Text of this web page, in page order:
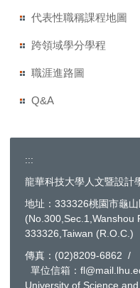
代表性職稱課程地圖
跨領域學分學程
職涯進路圖
Q&A
:::
龍華科技大學人文暨設
地址：333326桃園市龜
(No.300,Sec.1,Wanshou
333326,Taiwan (R.O.C.)
傳真：(02)8209-6862
單位信箱：
University of Science